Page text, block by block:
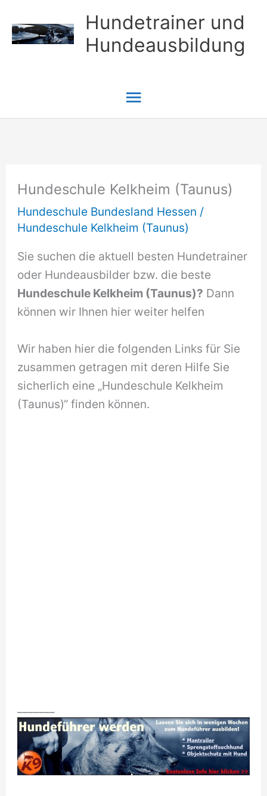
Inhalt
springen
Hundetrainer und
Hundeausbildung
Hauptmenü
Hundeschule Kelkheim (Taunus)
Hundeschule Bundesland Hessen /
Hundeschule Kelkheim (Taunus)
Sie suchen die aktuell besten Hundetrainer
oder Hundeausbilder bzw. die beste
Hundeschule Kelkheim (Taunus)? Dann
können wir Ihnen hier weiter helfen
Wir haben hier die folgenden Links für Sie
zusammen getragen mit deren Hilfe Sie
sicherlich eine „Hundeschule Kelkheim
(Taunus)“ finden können.